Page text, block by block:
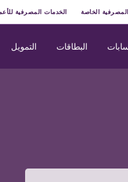
الخاصة الخدمات المصرفية
البطاقات التمويل